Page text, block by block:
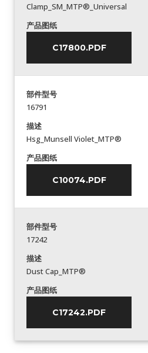
Clamp_SM_MTP®_Universal
产品图纸
C17800.PDF
部件型号
16791
描述
Hsg_Munsell Violet_MTP®
产品图纸
C10074.PDF
部件型号
17242
描述
Dust Cap_MTP®
产品图纸
C17242.PDF